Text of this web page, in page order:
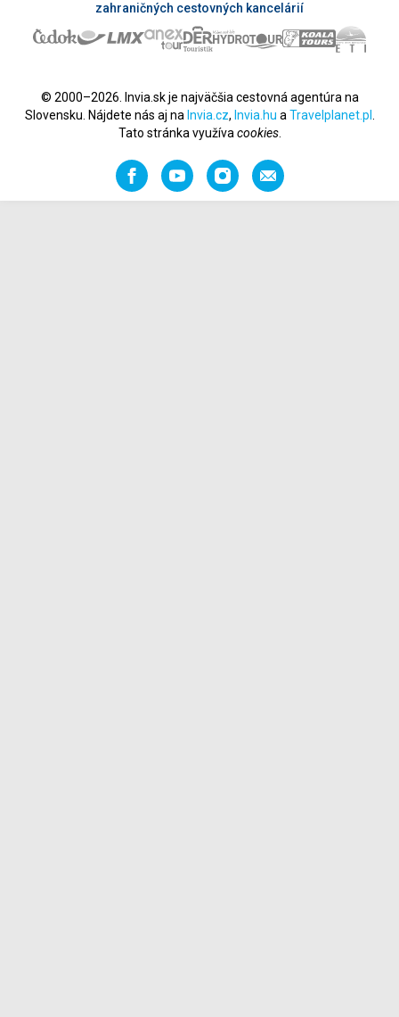
zahraničných cestovných kancelárií
© 2000–2026. Invia.sk je najväčšia cestovná agentúra na
Slovensku. Nájdete nás aj na Invia.cz, Invia.hu a Travelplanet.pl
Tato stránka využíva cookies.
FacebookYouTubeInstagramOdporučiť